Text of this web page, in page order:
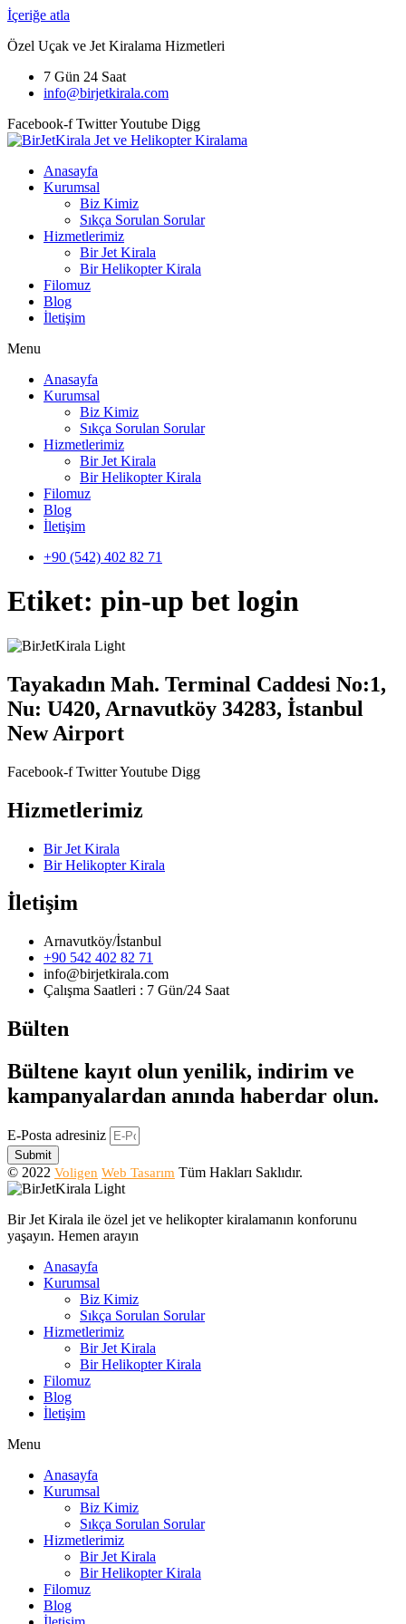
İçeriğe atla
Özel Uçak ve Jet Kiralama Hizmetleri
7 Gün 24 Saat
info@birjetkirala.com
Facebook-f TwitterYoutube Digg
Anasayfa
Kurumsal
Biz Kimiz
Sıkça Sorulan Sorular
Hizmetlerimiz
Bir Jet Kirala
Bir Helikopter Kirala
Filomuz
Blog
İletişim
Menu
Anasayfa
Kurumsal
Biz Kimiz
Sıkça Sorulan Sorular
Hizmetlerimiz
Bir Jet Kirala
Bir Helikopter Kirala
Filomuz
Blog
İletişim
+90 (542) 402 82 71
Etiket: pin-up bet login
Tayakadın Mah. Terminal Caddesi No:1,
Nu: U420, Arnavutköy 34283, İstanbul
New Airport
Facebook-f TwitterYoutube Digg
Hizmetlerimiz
Bir Jet Kirala
Bir Helikopter Kirala
İletişim
Arnavutköy/İstanbul
+90 542 402 82 71
info@birjetkirala.com
Çalışma Saatleri : 7 Gün/24 Saat
Bülten
Bültene kayıt olun yenilik, indirim ve
kampanyalardan anında haberdar olun.
E-Posta adresiniz
Submit
© 2022 Voligen Web Tasarım Tüm Hakları Saklıdır.
Bir Jet Kirala ile özel jet ve helikopter kiralamanın konforunu
yaşayın. Hemen arayın
Anasayfa
Kurumsal
Biz Kimiz
Sıkça Sorulan Sorular
Hizmetlerimiz
Bir Jet Kirala
Bir Helikopter Kirala
Filomuz
Blog
İletişim
Menu
Anasayfa
Kurumsal
Biz Kimiz
Sıkça Sorulan Sorular
Hizmetlerimiz
Bir Jet Kirala
Bir Helikopter Kirala
Filomuz
Blog